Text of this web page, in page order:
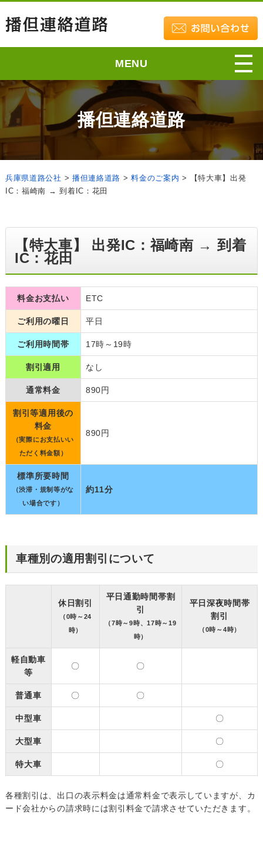
MENU
播但連絡道路
兵庫県道路公社 > 播但連絡道路 >料金のご案内 >
【特大車】出発
IC：福崎南 → 到着IC：花田
【特大車】 出発IC：福崎南 → 到着
IC：花田
料金お支払い ETC
ご利用の曜日 平日
ご利用時間帯 17時～19時
割引適用 なし
通常料金 890円
割引等適用後の
料金
（実際にお支払いい
ただく料金額）
890円
標準所要時間
（渋滞・規制等がな
い場合です）
約11分
車種別の適用割引について
休日割引
（0時～24
時）
平日通勤時間帯割
引
（7時～9時、17時～19
時）
平日深夜時間帯
割引
（0時～4時）
軽自動車
等
〇 〇
普通車 〇 〇
中型車 〇
大型車 〇
特大車 〇
各種割引は、出口の表示料金は通常料金で表示していますが、カ
ード会社からの請求時には割引料金で請求させていただきます。